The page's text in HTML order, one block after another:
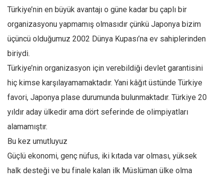
Facebook
Instagram
YouTube
Editörden
Kemal Özer
Mahmut Toptaş
Yvonne Ridley
Barış Tarımcıoğlu
Ömer Kayani
Yusuf Armağan
Türkiye’nin en büyük avantajı o güne kadar bu çaplı bir
organizasyonu yapmamış olmasıdır çünkü Japonya bizim
üçüncü olduğumuz 2002 Dünya Kupası’na ev sahiplerinden
biriydi.
Türkiye’nin organizasyon için verebildiği devlet garantisini
hiç kimse karşılayamamaktadır. Yani kâğıt üstünde Türkiye
favori, Japonya plase durumunda bulunmaktadır. Türkiye 20
yıldır aday ülkedir ama dört seferinde de olimpiyatları
alamamıştır.
Bu kez umutluyuz
Güçlü ekonomi, genç nüfus, iki kıtada var olması, yüksek
halk desteği ve bu finale kalan ilk Müslüman ülke olma